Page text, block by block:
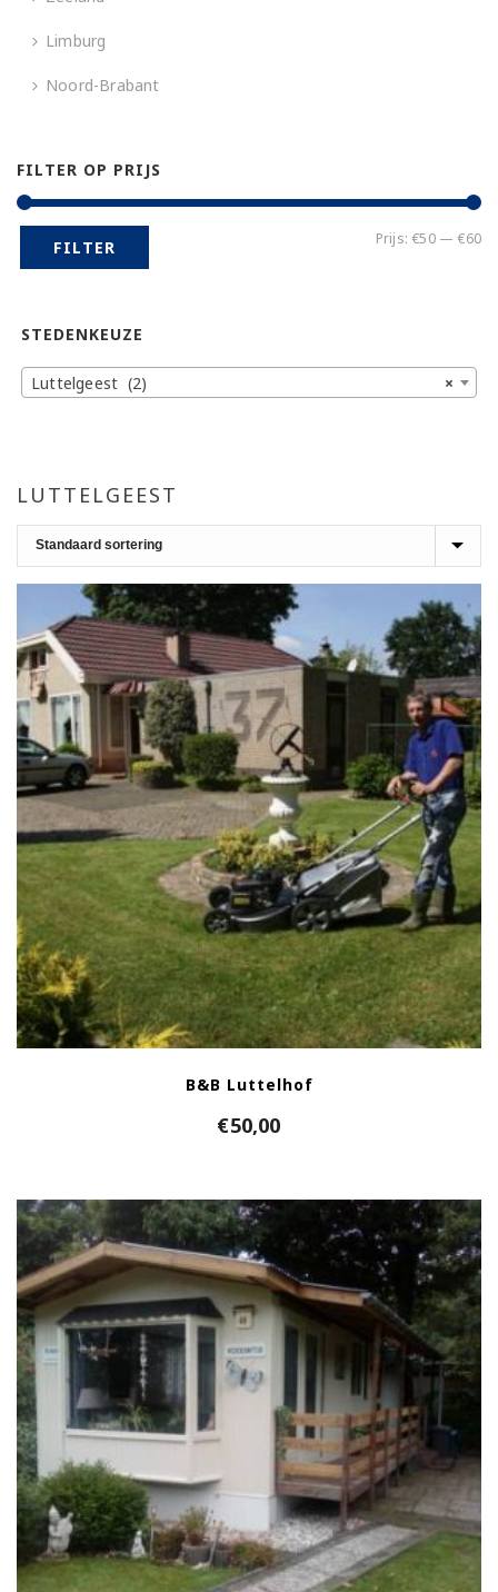
LUTTELGEEST
B&B Luttelhof
€50,00
Limburg
Noord-Brabant
FILTER OP PRIJS
FILTER Prijs:€50—€60
STEDENKEUZE
×
Luttelgeest (2)